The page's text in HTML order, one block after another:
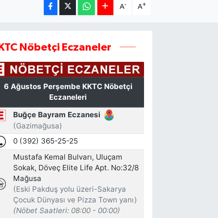
A- A+
Nöbetçi Eczaneler